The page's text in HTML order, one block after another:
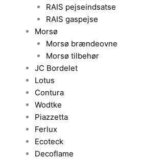
RAIS pejseindsatse
RAIS gaspejse
Morsø
Morsø brændeovne
Morsø tilbehør
JC Bordelet
Lotus
Contura
Wodtke
Piazzetta
Ferlux
Ecoteck
Decoflame